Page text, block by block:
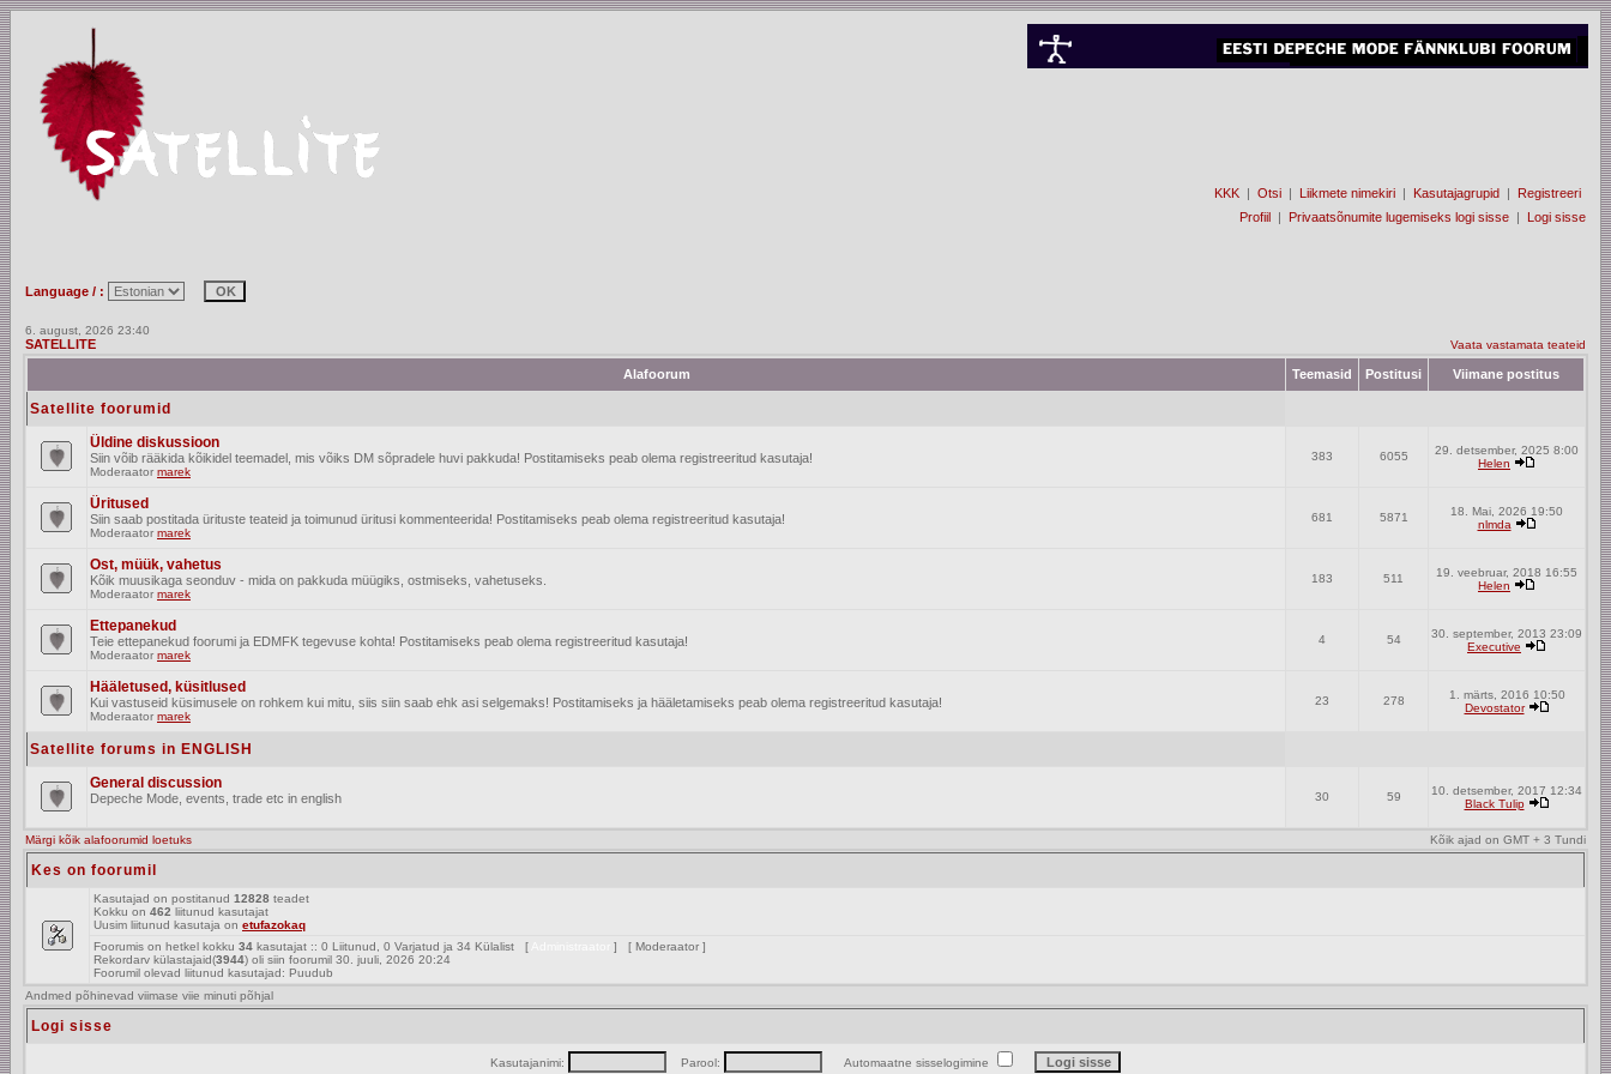
KKK | Otsi | Liikmete nimekiri | Kasutajagrupid | Registreeri
Profiil | Privaatsõnumite lugemiseks logi sisse | Logi sisse
Language / :
6. august, 2026 23:40
SATELLITE Vaata vastamata teateid
Alafoorum Teemasid Postitusi Viimane postitus
Satellite foorumid
Üldine diskussioon
Siin võib rääkida kõikidel teemadel, mis võiks DM sõpradele huvi pakkuda! Postitamiseks peab olema registreeritud kasutaja!
Moderaator marek
383 6055
29. detsember, 2025 8:00
Helen
Üritused
Siin saab postitada ürituste teateid ja toimunud üritusi kommenteerida! Postitamiseks peab olema registreeritud kasutaja!
Moderaator marek
681 5871
18. Mai, 2026 19:50
nlmda
Ost, müük, vahetus
Kõik muusikaga seonduv - mida on pakkuda müügiks, ostmiseks, vahetuseks.
Moderaator marek
183 511
19. veebruar, 2018 16:55
Helen
Ettepanekud
Teie ettepanekud foorumi ja EDMFK tegevuse kohta! Postitamiseks peab olema registreeritud kasutaja!
Moderaator marek
4 54
30. september, 2013 23:09
Executive
Hääletused, küsitlused
Kui vastuseid küsimusele on rohkem kui mitu, siis siin saab ehk asi selgemaks! Postitamiseks ja hääletamiseks peab olema registreeritud kasutaja!
Moderaator marek
23 278
1. märts, 2016 10:50
Devostator
Satellite forums in ENGLISH
General discussion
Depeche Mode, events, trade etc in english 30 59
10. detsember, 2017 12:34
Black Tulip
Märgi kõik alafoorumid loetuks Kõik ajad on GMT + 3 Tundi
Kes on foorumil
Kasutajad on postitanud 12828 teadet
Kokku on 462 liitunud kasutajat
Uusim liitunud kasutaja on etufazokaq
Foorumis on hetkel kokku 34 kasutajat :: 0 Liitunud, 0 Varjatud ja 34 Külalist [ ] [ Moderaator ]
Rekordarv külastajaid(3944) oli siin foorumil 30. juuli, 2026 20:24
Foorumil olevad liitunud kasutajad: Puudub
Andmed põhinevad viimase viie minuti põhjal
Logi sisse
Kasutajanimi: Parool: Automaatne sisselogimine